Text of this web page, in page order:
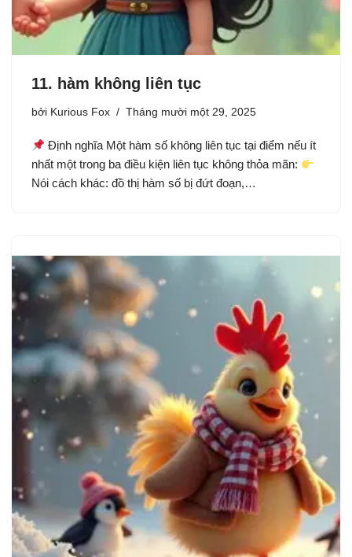
11. hàm không liên tục
bởi Kurious Fox Tháng mười một 29, 2025
Định nghĩa Một hàm số không liên tục tại điểm nếu ít
nhất một trong ba điều kiện liên tục không thỏa mãn:
Nói cách khác: đồ thị hàm số bị đứt đoạn,…